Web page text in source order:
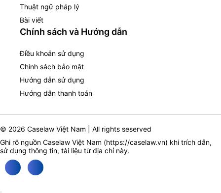
Thuật ngữ pháp lý
Bài viết
Chính sách và Hướng dẫn
Điều khoản sử dụng
Chính sách bảo mật
Hướng dẫn sử dụng
Hướng dẫn thanh toán
© 2026 Caselaw Việt Nam | All rights seserved
Ghi rõ nguồn Caselaw Việt Nam (https://caselaw.vn) khi trích dẫn,
sử dụng thông tin, tài liệu từ địa chỉ này.